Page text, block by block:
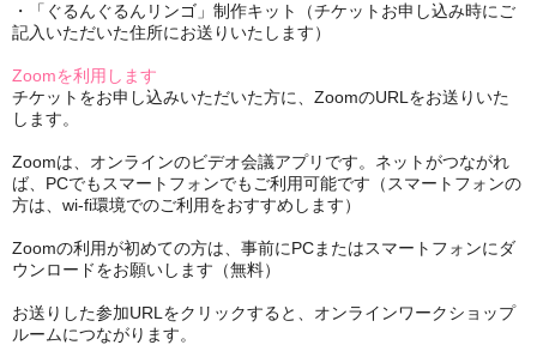
・「ぐるんぐるんリンゴ」制作キット（チケットお申し込み時にご
記入いただいた住所にお送りいたします）
Zoomを利用します
チケットをお申し込みいただいた方に、ZoomのURLをお送りいた
します。
Zoomは、オンラインのビデオ会議アプリです。ネットがつながれ
ば、PCでもスマートフォンでもご利用可能です（スマートフォンの
方は、wi-fi環境でのご利用をおすすめします）
Zoomの利用が初めての方は、事前にPCまたはスマートフォンにダ
ウンロードをお願いします（無料）
お送りした参加URLをクリックすると、オンラインワークショップ
ルームにつながります。